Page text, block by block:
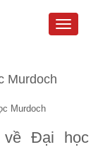
Toggle
Murdoch
Đại học